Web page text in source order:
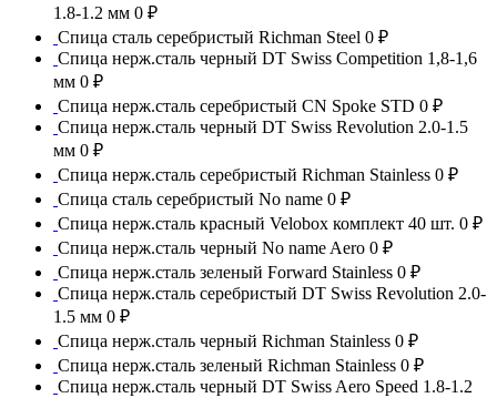
1.8-1.2 мм 0 ₽
Спица сталь серебристый Richman Steel 0 ₽
Спица нерж.сталь черный DT Swiss Competition 1,8-1,6
мм 0 ₽
Спица нерж.сталь серебристый CN Spoke STD 0 ₽
Спица нерж.сталь черный DT Swiss Revolution 2.0-1.5
мм 0 ₽
Спица нерж.сталь серебристый Richman Stainless 0 ₽
Спица сталь серебристый No name 0 ₽
Спица нерж.сталь красный Velobox комплект 40 шт. 0 ₽
Спица нерж.сталь черный No name Aero 0 ₽
Спица нерж.сталь зеленый Forward Stainless 0 ₽
Спица нерж.сталь серебристый DT Swiss Revolution 2.0-
1.5 мм 0 ₽
Спица нерж.сталь черный Richman Stainless 0 ₽
Спица нерж.сталь зеленый Richman Stainless 0 ₽
Спица нерж.сталь черный DT Swiss Aero Speed 1.8-1.2